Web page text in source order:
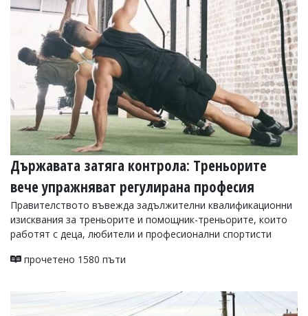
УКРАЙНА
РАЗСЛЕДВАНЕ
БИЗНЕС
Управители:
Веселин
email:
v.vasilev@flagman.bg
Катя
Касабова,
еmail:k.kassabova@flagman.bg
Главен
Иван
Държавата затяга контрола: Треньорите
вече упражняват регулирана професия
Правителството въвежда задължителни квалификационни
изисквания за треньорите и помощник-треньорите, които
работят с деца, любители и професионални спортисти
прочетено 1580 пъти